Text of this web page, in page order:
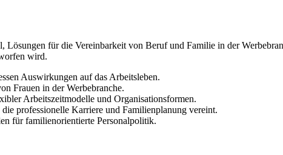
für die Vereinbarkeit von Beruf und Familie in der
wird.
Auswirkungen auf das Arbeitsleben.
Frauen in der Werbebranche.
Arbeitszeitmodelle und Organisationsformen.
professionelle Karriere und Familienplanung vereint.
für familienorientierte Personalpolitik.